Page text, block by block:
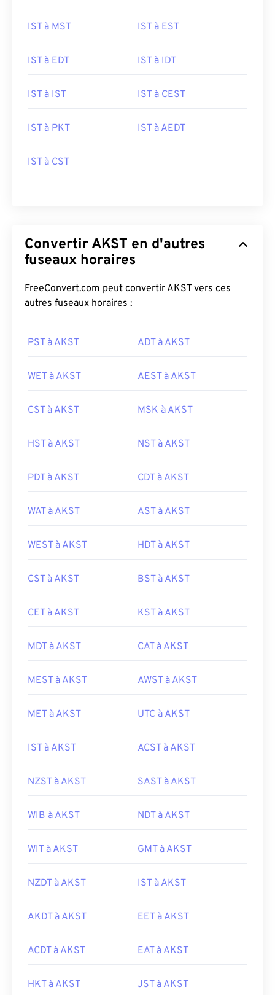
IST à MST IST à EST
IST à EDT IST à IDT
IST à IST IST à CEST
IST à PKT IST à AEDT
IST à CST
Convertir AKST en d'autres
fuseaux horaires
FreeConvert.com peut convertir AKST vers ces
autres fuseaux horaires :
PST à AKST ADT à AKST
WET à AKST AEST à AKST
CST à AKST MSK à AKST
HST à AKST NST à AKST
PDT à AKST CDT à AKST
WAT à AKST AST à AKST
WEST à AKST HDT à AKST
CST à AKST BST à AKST
CET à AKST KST à AKST
MDT à AKST CAT à AKST
MEST à AKST AWST à AKST
MET à AKST UTC à AKST
IST à AKST ACST à AKST
NZST à AKST SAST à AKST
WIB à AKST NDT à AKST
WIT à AKST GMT à AKST
NZDT à AKST IST à AKST
AKDT à AKST EET à AKST
ACDT à AKST EAT à AKST
HKT à AKST JST à AKST